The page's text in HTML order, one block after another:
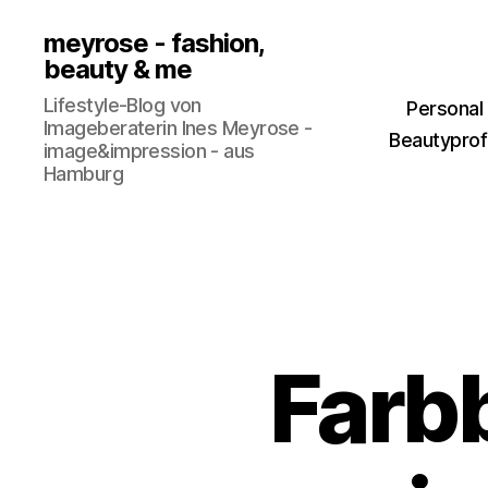
meyrose - fashion,
beauty & me
Lifestyle-Blog von
Imageberaterin Ines Meyrose -
image&impression - aus
Hamburg